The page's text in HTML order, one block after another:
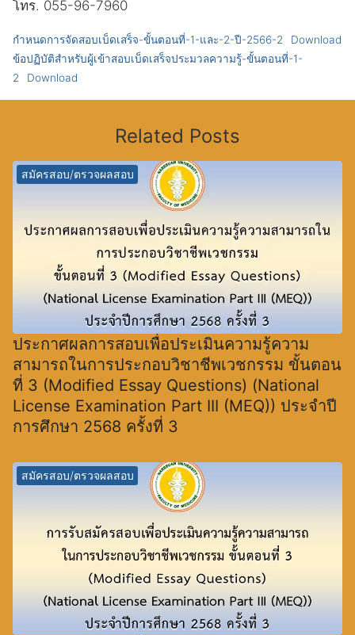
โทร. 055-96-7960
กำหนดการจัดสอบเบ็ดเสร็จ-ขั้นตอนที่-1-และ-2-ปี-2566-2
Download
ข้อปฏิบัติสำหรับผู้เข้าสอบเบ็ดเสร็จประมวลความรู้-ขั้นตอนที่-1-
2
Download
Related Posts
สมัครสอบ/ตรวจผลสอบ
ประกาศผลการสอบเพื่อประเมินความรู้ความ
สามารถในการประกอบวิชาชีพเวชกรรม ขั้นตอน
ที่ 3 (Modified Essay Questions) (National
License Examination Part III (MEQ)) ประจำปี
การศึกษา 2568 ครั้งที่ 3
สมัครสอบ/ตรวจผลสอบ